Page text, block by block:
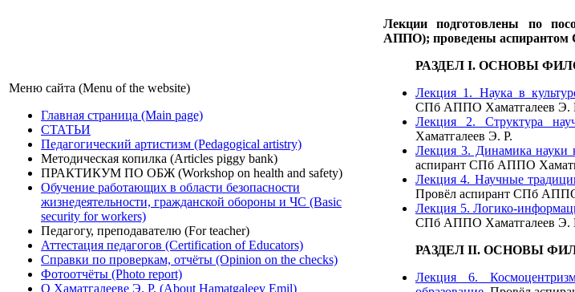
Меню сайта (Menu of the website)
Главная страница (Main page)
СТАТЬИ
Педагогический артистизм (Pedagogical artistry)
Методическая копилка (Articles piggy bank)
ПРАКТИКУМ ПО ОБЖ (Workshop on health and safety)
Обучение работающих в области безопасности
жизнедеятельности, гражданской обороны и ЧС (Basic
security for workers)
Педагогу, преподавателю (For teacher)
Аттестация педагогов (Certification of Educators)
Справки по проверкам, отчёты (Opinion on the checks)
Фотоотчёты (Photo report)
О Хаматгалееве Э. Р. (About Hamatgaleev Emil)
Лекции подготовлены по
АППО); проведены
​РАЗДЕЛ I. ОСНОВЫ
Лекция 1. Наука в
СПб АППО Хаматгалеев Э.
Лекция 2. Структура
Хаматгалеев Э. Р.
Лекция 3. Динамика науки
аспирант СПб АППО
Лекция 4. Научные
Провёл аспирант СПб
Лекция 5. Логико-
СПб АППО Хаматгалеев Э.
РАЗДЕЛ II. ОСНОВЫ
Лекция 6.